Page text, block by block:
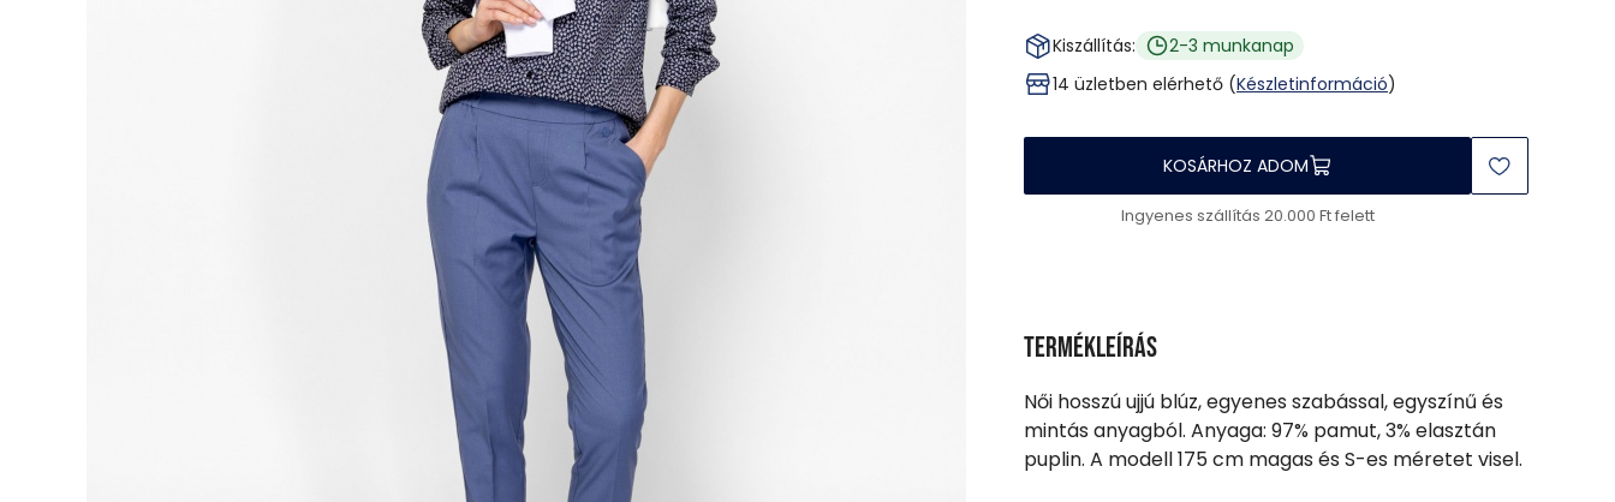
Kiszállítás:
2-3 munkanap
14 üzletben elérhető (Készletinformáció)
KOSÁRHOZ ADOM
Ingyenes szállítás 20.000 Ft felett
Termékleírás
Női hosszú ujjú blúz, egyenes szabással, egyszínű és
mintás anyagból. Anyaga: 97% pamut, 3% elasztán
puplin. A modell 175 cm magas és S-es méretet visel.